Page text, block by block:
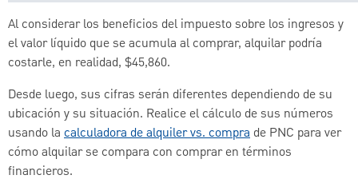
Al considerar los beneficios del impuesto sobre los ingresos y
el valor líquido que se acumula al comprar, alquilar podría
costarle, en realidad, $45,860.
Desde luego, sus cifras serán diferentes dependiendo de su
ubicación y su situación. Realice el cálculo de sus números
usando la calculadora de alquiler vs. compra de PNC para ver
cómo alquilar se compara con comprar en términos
financieros.